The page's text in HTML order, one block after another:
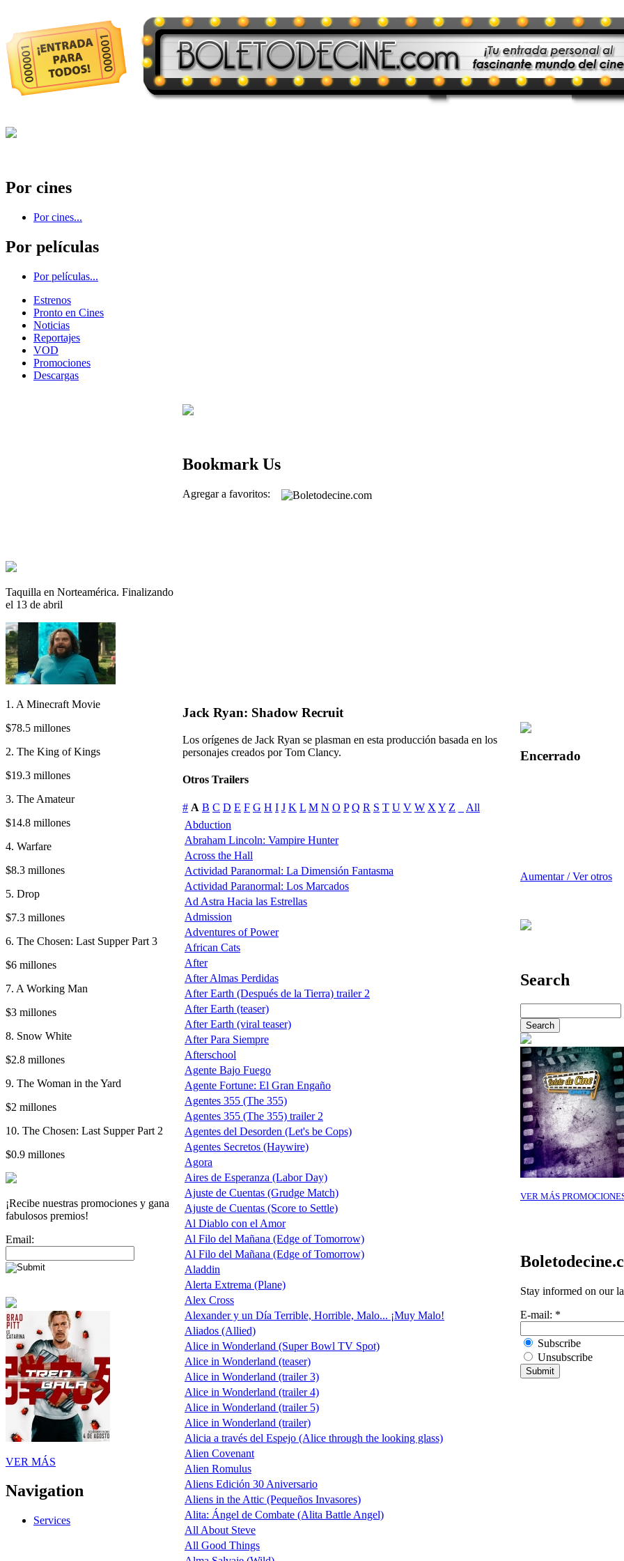
Por cines
Por cines...
Por películas
Por películas...
Estrenos
Pronto en Cines
Noticias
Reportajes
VOD
Promociones
Descargas
Taquilla en Norteamérica. Finalizando
el 13 de abril
1. A Minecraft Movie
$78.5 millones
2. The King of Kings
$19.3 millones
3. The Amateur
$14.8 millones
4. Warfare
$8.3 millones
5. Drop
$7.3 millones
6. The Chosen: Last Supper Part 3
$6 millones
7. A Working Man
$3 millones
8. Snow White
$2.8 millones
9. The Woman in the Yard
$2 millones
10. The Chosen: Last Supper Part 2
$0.9 millones
¡Recibe nuestras promociones y gana
fabulosos premios!
Email:
VER MÁS
Navigation
Services
Bookmark Us
Agregar a favoritos:
Jack Ryan: Shadow Recruit
Los orígenes de Jack Ryan se plasman en esta producción basada en los
personajes creados por Tom Clancy.
Otros Trailers
# A B C D E F G H I J K L M N O P Q R S T U V W X Y Z
All
Abduction
Abraham Lincoln: Vampire Hunter
Across the Hall
Actividad Paranormal: La Dimensión Fantasma
Actividad Paranormal: Los Marcados
Ad Astra Hacia las Estrellas
Admission
Adventures of Power
African Cats
After
After Almas Perdidas
After Earth (Después de la Tierra) trailer 2
After Earth (teaser)
After Earth (viral teaser)
After Para Siempre
Afterschool
Agente Bajo Fuego
Agente Fortune: El Gran Engaño
Agentes 355 (The 355)
Agentes 355 (The 355) trailer 2
Agentes del Desorden (Let's be Cops)
Agentes Secretos (Haywire)
Agora
Aires de Esperanza (Labor Day)
Ajuste de Cuentas (Grudge Match)
Ajuste de Cuentas (Score to Settle)
Al Diablo con el Amor
Al Filo del Mañana (Edge of Tomorrow)
Al Filo del Mañana (Edge of Tomorrow)
Aladdin
Alerta Extrema (Plane)
Alex Cross
Alexander y un Día Terrible, Horrible, Malo... ¡Muy Malo!
Aliados (Allied)
Alice in Wonderland (Super Bowl TV Spot)
Alice in Wonderland (teaser)
Alice in Wonderland (trailer 3)
Alice in Wonderland (trailer 4)
Alice in Wonderland (trailer 5)
Alice in Wonderland (trailer)
Alicia a través del Espejo (Alice through the looking glass)
Alien Covenant
Alien Romulus
Aliens Edición 30 Aniversario
Aliens in the Attic (Pequeños Invasores)
Alita: Ángel de Combate (Alita Battle Angel)
All About Steve
All Good Things
Encerrado
Aumentar / Ver otros
Search
VER MÁS
Stay informed on our
E-mail: *
Subscribe
Unsubscribe